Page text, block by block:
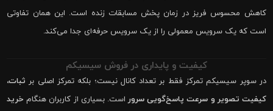
کاهش محسوس فریز در زمان پخش مسابقات زنده است. این همان تفاوتی
است که یک سرویس معمولی را از یک سرویس حرفه‌ای جدا می‌کند.
کیفیت و پایداری در فروش سیسیکم
در سوپر سیسیکم تمرکز فقط بر تعداد کانال نیست؛ بلکه تمرکز اصلی بر ثبات،
کیفیت تصویر و سرعت پاسخ‌گویی سروراست. بسیاری از کاربران هنگام خرید